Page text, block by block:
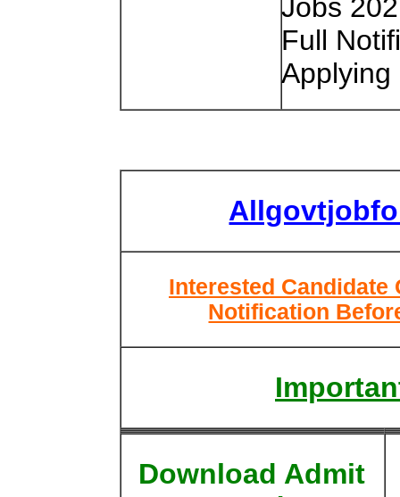
Jobs
Full
Applying
Interested Candidate
Notification
Download Admit